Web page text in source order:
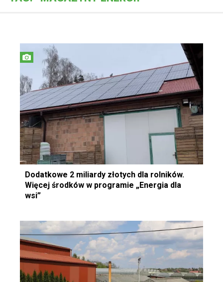
Dodatkowe 2 miliardy złotych dla rolników.
Więcej środków w programie „Energia dla
wsi”